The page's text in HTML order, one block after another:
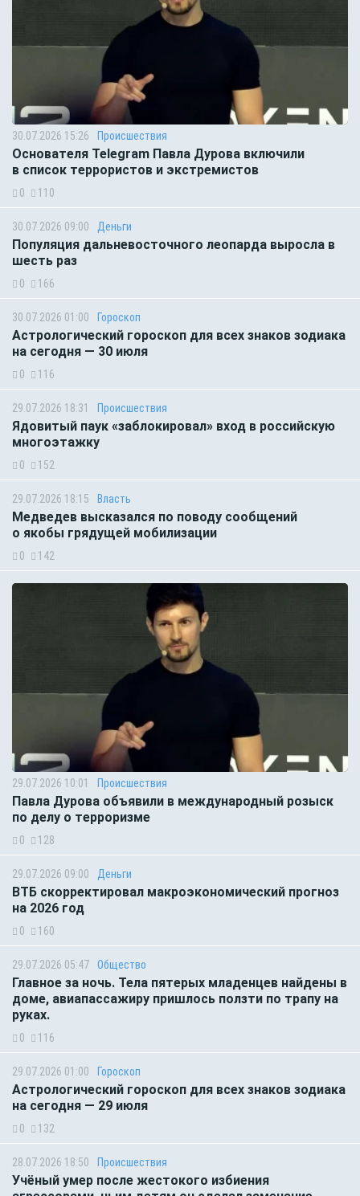
30.07.2026 15:26 Происшествия
Основателя Telegram Павла Дурова включили
в список террористов и экстремистов
0 110
30.07.2026 09:00 Деньги
Популяция дальневосточного леопарда выросла в
шесть раз
0 166
30.07.2026 01:00 Гороскоп
Астрологический гороскоп для всех знаков зодиака
на сегодня — 30 июля
0 116
29.07.2026 18:31 Происшествия
Ядовитый паук «заблокировал» вход в российскую
многоэтажку
0 152
29.07.2026 18:15 Власть
Медведев высказался по поводу сообщений
о якобы грядущей мобилизации
0 142
29.07.2026 10:01 Происшествия
Павла Дурова объявили в международный розыск
по делу о терроризме
0 128
29.07.2026 09:00 Деньги
ВТБ скорректировал макроэкономический прогноз
на 2026 год
0 160
29.07.2026 05:47 Общество
Главное за ночь. Тела пятерых младенцев найдены в
доме, авиапассажиру пришлось ползти по трапу на
руках.
0 116
29.07.2026 01:00 Гороскоп
Астрологический гороскоп для всех знаков зодиака
на сегодня — 29 июля
0 132
28.07.2026 18:50 Происшествия
Учёный умер после жестокого избиения